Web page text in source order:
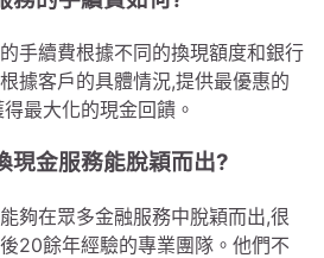
手續費根據不同的換現額度和銀行
據客戶的具體情況,提供最優惠的
最大化的現金回饋。
現金服務能脫穎而出?
夠在眾多金融服務中脫穎而出,很
20餘年經驗的專業團隊。他們不